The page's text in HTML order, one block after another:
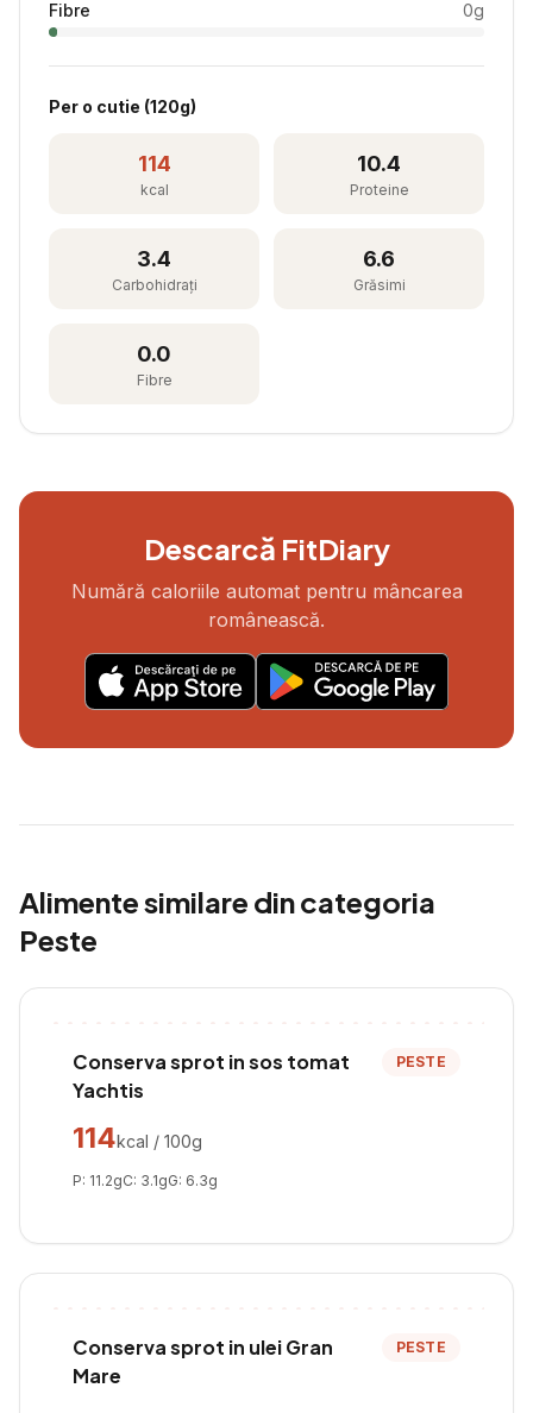
Fibre 0g
Per o cutie (120g)
114
kcal
10.4
Proteine
3.4
Carbohidrați
6.6
Grăsimi
0.0
Fibre
Descarcă FitDiary
Numără caloriile automat pentru mâncarea
românească.
Alimente similare din categoria
Peste
Conserva sprot in sos tomat
Yachtis
PESTE
114kcal / 100g
P: 11.2gC: 3.1gG: 6.3g
Conserva sprot in ulei Gran
Mare
PESTE